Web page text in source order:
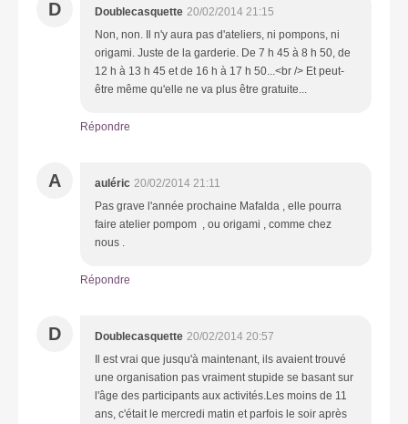
D Doublecasquette 20/02/2014 21:15
Non, non. Il n'y aura pas d'ateliers, ni pompons, ni
origami. Juste de la garderie. De 7 h 45 à 8 h 50, de
12 h à 13 h 45 et de 16 h à 17 h 50...<br /> Et peut-
être même qu'elle ne va plus être gratuite...
Répondre
A auléric 20/02/2014 21:11
Pas grave l'année prochaine Mafalda , elle pourra
faire atelier pompom , ou origami , comme chez
nous .
Répondre
D Doublecasquette 20/02/2014 20:57
Il est vrai que jusqu'à maintenant, ils avaient trouvé
une organisation pas vraiment stupide se basant sur
l'âge des participants aux activités.Les moins de 11
ans, c'était le mercredi matin et parfois le soir après